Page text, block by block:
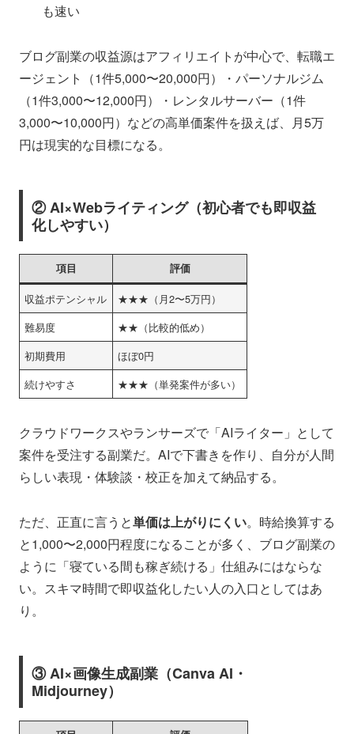
も速い
ブログ副業の収益源はアフィリエイトが中心で、転職エ
ージェント（1件5,000〜20,000円）・パーソナルジム
（1件3,000〜12,000円）・レンタルサーバー（1件
3,000〜10,000円）などの高単価案件を扱えば、月5万
円は現実的な目標になる。
② AI×Webライティング（初心者でも即収益
化しやすい）
項目 評価
収益ポテンシャル
★★★（月2〜5万円）
難易度
★★（比較的低め）
初期費用
ほぼ0円
続けやすさ
★★★（単発案件が多い）
クラウドワークスやランサーズで「AIライター」として
案件を受注する副業だ。AIで下書きを作り、自分が人間
らしい表現・体験談・校正を加えて納品する。
ただ、正直に言うと単価は上がりにくい。時給換算する
と1,000〜2,000円程度になることが多く、ブログ副業の
ように「寝ている間も稼ぎ続ける」仕組みにはならな
い。スキマ時間で即収益化したい人の入口としてはあ
り。
③ AI×画像生成副業（Canva AI・
Midjourney）